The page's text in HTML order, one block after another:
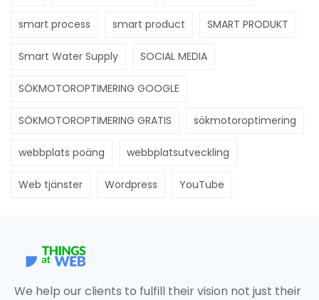
smart process smart product SMART PRODUKT
Smart Water Supply SOCIAL MEDIA
SÖKMOTOROPTIMERING GOOGLE
SÖKMOTOROPTIMERING GRATIS sökmotoroptimering
webbplats poäng webbplatsutveckling
Web tjänster Wordpress YouTube
We help our clients to fulfill their vision not just their